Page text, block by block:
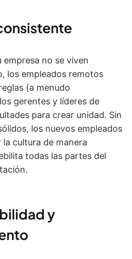
empresa no se viven
los empleados remotos
(a menudo
gerentes y líderes de
para crear unidad. Sin
los nuevos empleados
cultura de manera
todas las partes del
y